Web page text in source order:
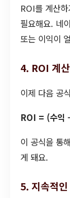
ROI를 계산
필요해요. 네
또는 이익이
4. ROI 계산
이제 다음 공
ROI = (수
이 공식을 통
게 돼요.
5. 지속적